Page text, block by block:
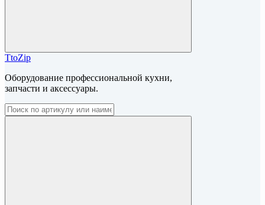
TtoZip
Оборудование профессиональной кухни,
запчасти и аксессуары.